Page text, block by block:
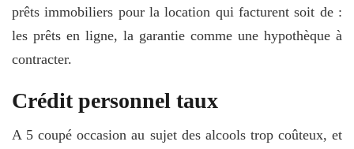
prêts immobiliers pour la location qui facturent soit de :
les prêts en ligne, la garantie comme une hypothèque à
contracter.
Crédit personnel taux
A 5 coupé occasion au sujet des alcools trop coûteux, et